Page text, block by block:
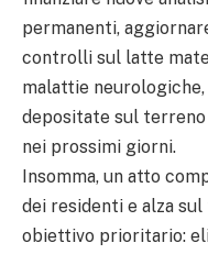
permanenti,
controlli sul latte
malattie
depositate sul
nei prossimi giorni.
Insomma, un atto
dei residenti e alza
obiettivo prioritario: